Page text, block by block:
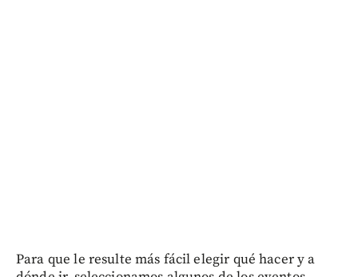
Para que le resulte más fácil elegir qué hacer y a